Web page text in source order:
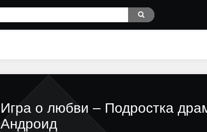
Игра о любви – Подростка
Андроид